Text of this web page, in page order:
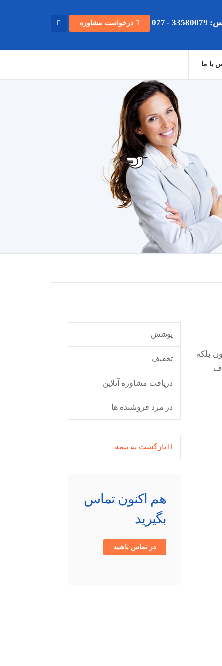
- 077 درخواست مشاوره
با ما
پوشش
تخفیف
دریافت مشاوره آنلاین
در مرد فروشنده ها
بازگشت به بیمه
هم اکنون تماس
بگیرید
در تماس باشید
بلکه